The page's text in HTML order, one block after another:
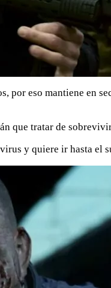
por eso mantiene en
que tratar de
y quiere ir hasta